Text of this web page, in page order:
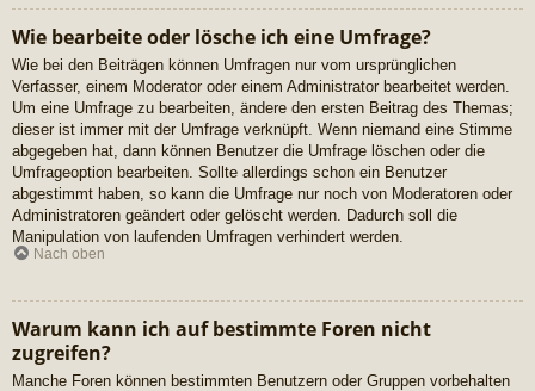
Wie bearbeite oder lösche ich eine Umfrage?
Wie bei den Beiträgen können Umfragen nur vom ursprünglichen
Verfasser, einem Moderator oder einem Administrator bearbeitet werden.
Um eine Umfrage zu bearbeiten, ändere den ersten Beitrag des Themas;
dieser ist immer mit der Umfrage verknüpft. Wenn niemand eine Stimme
abgegeben hat, dann können Benutzer die Umfrage löschen oder die
Umfrageoption bearbeiten. Sollte allerdings schon ein Benutzer
abgestimmt haben, so kann die Umfrage nur noch von Moderatoren oder
Administratoren geändert oder gelöscht werden. Dadurch soll die
Manipulation von laufenden Umfragen verhindert werden.
Nach oben
Warum kann ich auf bestimmte Foren nicht
zugreifen?
Manche Foren können bestimmten Benutzern oder Gruppen vorbehalten